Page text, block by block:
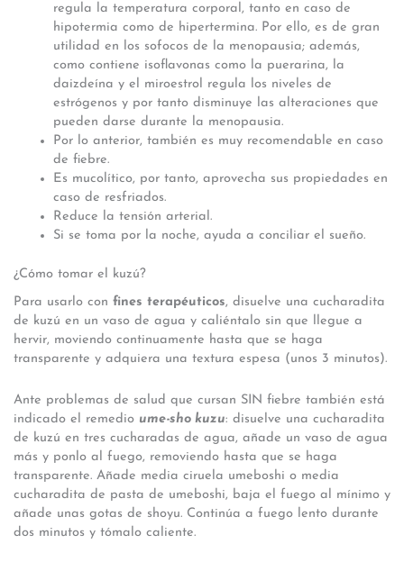
regula la temperatura corporal, tanto en caso de
hipotermia como de hipertermina. Por ello, es de gran
utilidad en los sofocos de la menopausia; además,
como contiene isoflavonas como la puerarina, la
daizdeína y el miroestrol regula los niveles de
estrógenos y por tanto disminuye las alteraciones que
pueden darse durante la menopausia.
Por lo anterior, también es muy recomendable en caso
de fiebre.
Es mucolítico, por tanto, aprovecha sus propiedades en
caso de resfriados.
Reduce la tensión arterial.
Si se toma por la noche, ayuda a conciliar el sueño.
¿Cómo tomar el kuzú?
Para usarlo con fines terapéuticos, disuelve una cucharadita
de kuzú en un vaso de agua y caliéntalo sin que llegue a
hervir, moviendo continuamente hasta que se haga
transparente y adquiera una textura espesa (unos 3 minutos).
Ante problemas de salud que cursan SIN fiebre también está
indicado el remedio ume-sho kuzu: disuelve una cucharadita
de kuzú en tres cucharadas de agua, añade un vaso de agua
más y ponlo al fuego, removiendo hasta que se haga
transparente. Añade media ciruela umeboshi o media
cucharadita de pasta de umeboshi, baja el fuego al mínimo y
añade unas gotas de shoyu. Continúa a fuego lento durante
dos minutos y tómalo caliente.